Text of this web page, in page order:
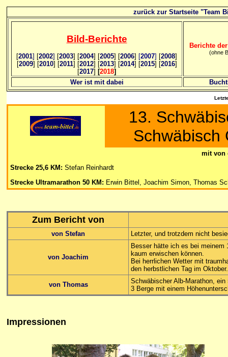
zurück zur Startseite "Team
Bild-Berichte
[2001] [2002] [2003] [2004] [2005] [2006] [2007] [2008]
[2009] [2010] [2011] [2012] [2013] [2014] [2015] [2016]
[2017] [2018]
Berichte
(ohne
Wer ist mit dabei
13.
Schwäbisch
mit von
Strecke 25,6 KM : Stefan Reinhardt
Strecke Ultramarathon 50 KM: Erwin Bittel, Joachim Simon, Thomas
Zum Bericht von
von Stefan Letzter, und trotzdem nicht
von Joachim
Besser hätte ich es bei meinem
kaum erwischen können.
Bei herrlichen Wetter mit
den herbstlichen Tag im Oktober.
von Thomas
Schwäbischer Alb-Marathon,
3 Berge mit einem
Impressionen